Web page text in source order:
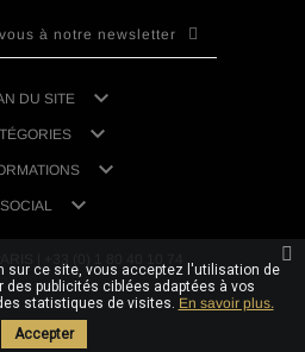
DU SITE 


SOCIAL 
sur ce site, vous acceptez l'utilisation de
des publicités ciblées adaptées à vos
statistiques de visites. En savoir plus.
Accepter